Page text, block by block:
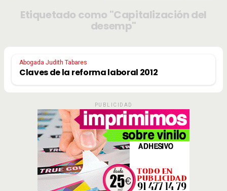
Etiquetado como "Capitalización del
desemp"
Abogada Judith Tabares
Claves de la reforma laboral 2012
PUBLICIDAD